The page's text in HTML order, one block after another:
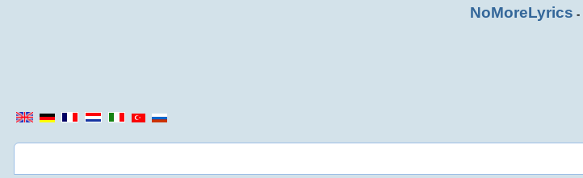
NoMoreLyrics